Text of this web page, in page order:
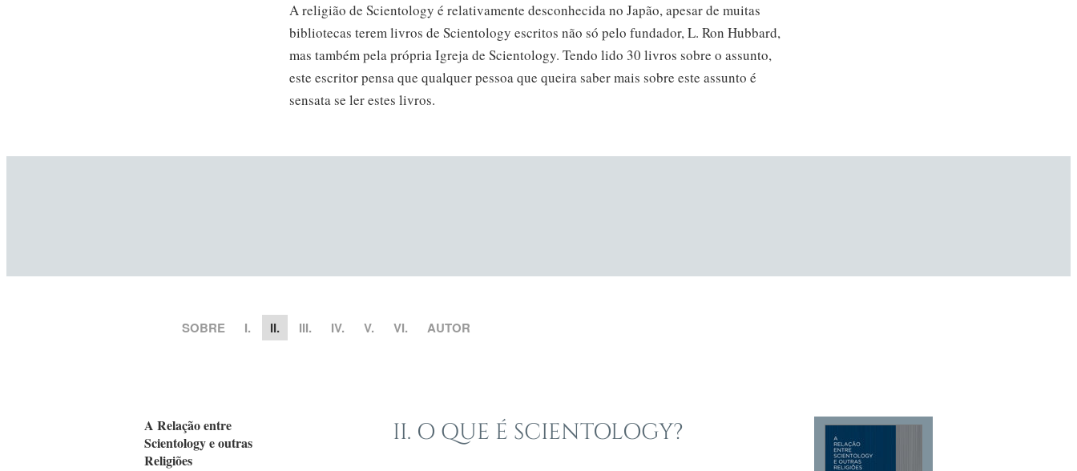
A religião de Scientology é relativamente desconhecida no Japão, apesar de muitas
bibliotecas terem livros de Scientology escritos não só pelo fundador,L. Ron Hubbard,
mas também pela própria Igreja de Scientology. Tendo lido 30 livros sobre o assunto,
este escritor pensa que qualquer pessoa que queira saber mais sobre este assunto é
sensata se ler estes livros.
SOBRE I. II. III. IV. V. VI. AUTOR
A Relação entre
Scientology e outras
Religiões
II. O QUE É SCIENTOLOGY?